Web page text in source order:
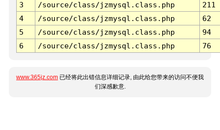
3 /source/class/jzmysql.class.php
211
4
/source/class/jzmysql.class.php
62
5
/source/class/jzmysql.class.php
94
6
/source/class/jzmysql.class.php 76
www.365jz.com 已经将此出错信息详细记录, 由此给您带来的访问不便我
们深感歉意.